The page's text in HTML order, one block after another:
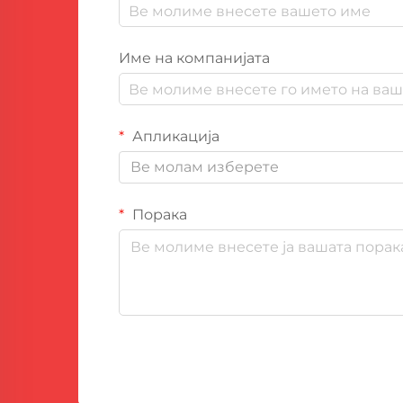
Име на компанијата
Апликација
Ве молам изберете
Порака